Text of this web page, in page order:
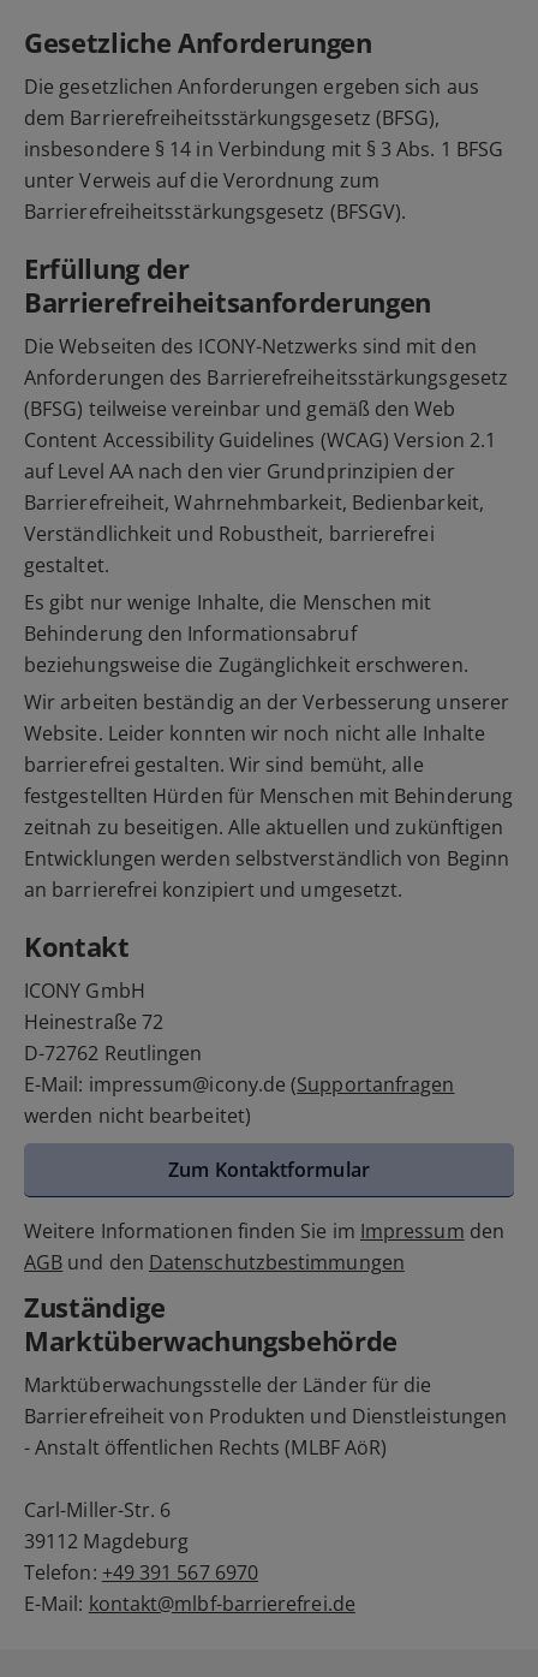
Gesetzliche Anforderungen
Die gesetzlichen Anforderungen ergeben sich aus
dem Barrierefreiheitsstärkungsgesetz (BFSG),
insbesondere § 14 in Verbindung mit § 3 Abs. 1 BFSG
unter Verweis auf die Verordnung zum
Barrierefreiheitsstärkungsgesetz (BFSGV).
Erfüllung der
Barrierefreiheitsanforderungen
Die Webseiten des ICONY-Netzwerks sind mit den
Anforderungen des Barrierefreiheitsstärkungsgesetz
(BFSG) teilweise vereinbar und gemäß den Web
Content Accessibility Guidelines (WCAG) Version 2.1
auf Level AA nach den vier Grundprinzipien der
Barrierefreiheit, Wahrnehmbarkeit, Bedienbarkeit,
Verständlichkeit und Robustheit, barrierefrei
gestaltet.
Es gibt nur wenige Inhalte, die Menschen mit
Behinderung den Informationsabruf
beziehungsweise die Zugänglichkeit erschweren.
Wir arbeiten beständig an der Verbesserung unserer
Website. Leider konnten wir noch nicht alle Inhalte
barrierefrei gestalten. Wir sind bemüht, alle
festgestellten Hürden für Menschen mit Behinderung
zeitnah zu beseitigen. Alle aktuellen und zukünftigen
Entwicklungen werden selbstverständlich von Beginn
an barrierefrei konzipiert und umgesetzt.
Kontakt
ICONY GmbH
Heinestraße 72
D-72762 Reutlingen
E-Mail: impressum@icony.de (Supportanfragen
werden nicht bearbeitet)
Zum Kontaktformular
Weitere Informationen finden Sie im Impressum den
AGB und den Datenschutzbestimmungen
Zuständige
Marktüberwachungsbehörde
Marktüberwachungsstelle der Länder für die
Barrierefreiheit von Produkten und Dienstleistungen
- Anstalt öffentlichen Rechts (MLBF AöR)
Carl-Miller-Str. 6
39112 Magdeburg
Telefon: +49 391 567 6970
E-Mail: kontakt@mlbf-barrierefrei.de